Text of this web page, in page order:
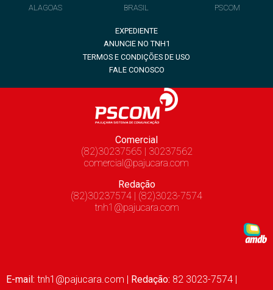
ALAGOAS
BRASIL
PSCOM
EXPEDIENTE
ANUNCIE NO TNH1
TERMOS E CONDIÇÕES DE USO
FALE CONOSCO
Comercial
(82)30237565 | 30237562
comercial@pajucara.com
Redação
(82)30237574 | (82)3023-7574
tnh1@pajucara.com
E-mail: tnh1@pajucara.com | Redação: 82 3023-7574 |